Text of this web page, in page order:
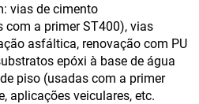
vias de cimento
a primer ST400), vias
asfáltica, renovação com PU
epóxi à base de água
piso (usadas com a primer
aplicações veiculares, etc.